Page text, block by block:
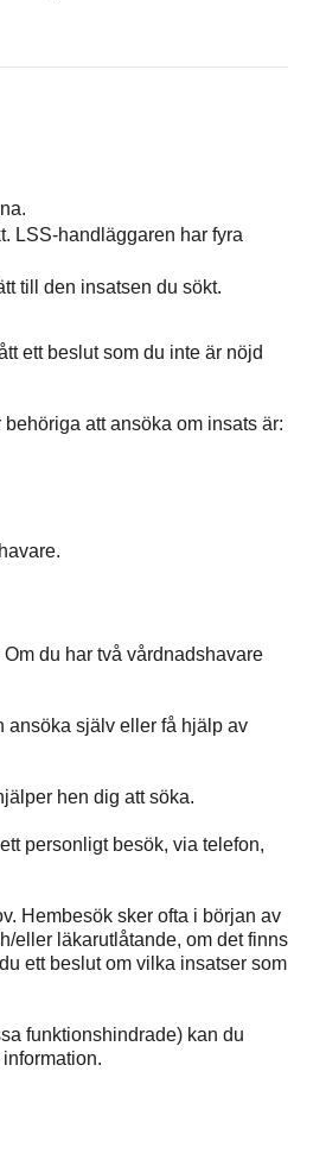
LSS-handläggaren har fyra
till den insatsen du sökt.
ett beslut som du inte är nöjd
att ansöka om insats är:
du har två vårdnadshavare
ansöka själv eller få hjälp av
hen dig att söka.
personligt besök, via telefon,
Hembesök sker ofta i början av
eller läkarutlåtande, om det finns
ett beslut om vilka insatser som
funktionshindrade) kan du